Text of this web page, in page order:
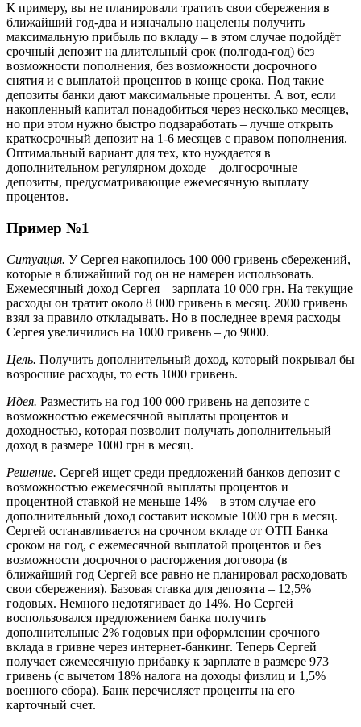
К примеру, вы не планировали тратить свои сбережения в
ближайший год-два и изначально нацелены получить
максимальную прибыль по вкладу – в этом случае подойдёт
срочный депозит на длительный срок (полгода-год) без
возможности пополнения, без возможности досрочного
снятия и с выплатой процентов в конце срока. Под такие
депозиты банки дают максимальные проценты. А вот, если
накопленный капитал понадобиться через несколько месяцев,
но при этом нужно быстро подзаработать – лучше открыть
краткосрочный депозит на 1-6 месяцев с правом пополнения.
Оптимальный вариант для тех, кто нуждается в
дополнительном регулярном доходе – долгосрочные
депозиты, предусматривающие ежемесячную выплату
процентов.
Пример №1
Ситуация. У Сергея накопилось 100 000 гривень сбережений,
которые в ближайший год он не намерен использовать.
Ежемесячный доход Сергея – зарплата 10 000 грн. На текущие
расходы он тратит около 8 000 гривень в месяц. 2000 гривень
взял за правило откладывать. Но в последнее время расходы
Сергея увеличились на 1000 гривень – до 9000.
Цель. Получить дополнительный доход, который покрывал бы
возросшие расходы, то есть 1000 гривень.
Идея. Разместить на год 100 000 гривень на депозите с
возможностью ежемесячной выплаты процентов и
доходностью, которая позволит получать дополнительный
доход в размере 1000 грн в месяц.
Решение. Сергей ищет среди предложений банков депозит с
возможностью ежемесячной выплаты процентов и
процентной ставкой не меньше 14% – в этом случае его
дополнительный доход составит искомые 1000 грн в месяц.
Сергей останавливается на срочном вкладе от ОТП Банка
сроком на год, c ежемесячной выплатой процентов и без
возможности досрочного расторжения договора (в
ближайший год Сергей все равно не планировал расходовать
свои сбережения). Базовая ставка для депозита – 12,5%
годовых. Немного недотягивает до 14%. Но Сергей
воспользовался предложением банка получить
дополнительные 2% годовых при оформлении срочного
вклада в гривне через интернет-банкинг. Теперь Сергей
получает ежемесячную прибавку к зарплате в размере 973
гривень (с вычетом 18% налога на доходы физлиц и 1,5%
военного сбора). Банк перечисляет проценты на его
карточный счет.